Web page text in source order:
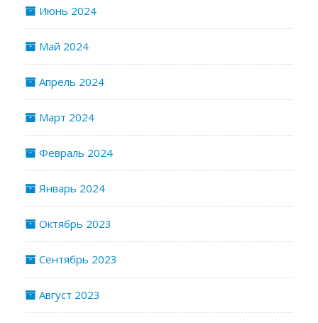
Июнь 2024
Май 2024
Апрель 2024
Март 2024
Февраль 2024
Январь 2024
Октябрь 2023
Сентябрь 2023
Август 2023